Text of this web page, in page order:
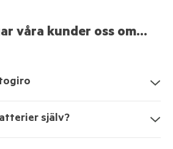
våra kunder oss om...
själv?